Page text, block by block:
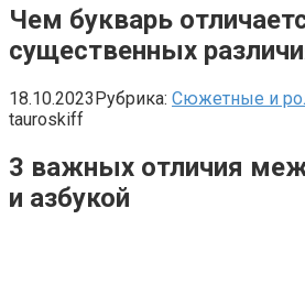
Чем букварь
существенных
18.10.2023Рубрика: Сюжетные и
tauroskiff
3 важных отличия
и азбукой